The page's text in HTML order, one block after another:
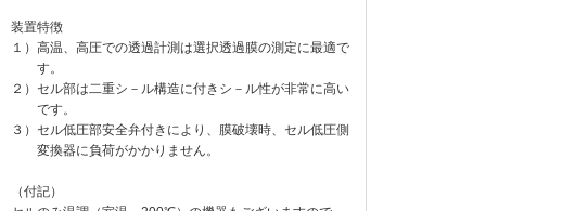
装置特徴
１）高温、高圧での透過計測は選択透過膜の測定に最適で
す。
２）セル部は二重シ－ル構造に付きシ－ル性が非常に高い
です。
３）セル低圧部安全弁付きにより、膜破壊時、セル低圧側
変換器に負荷がかかりません。
（付記）